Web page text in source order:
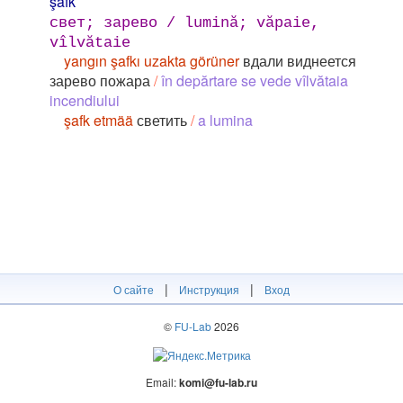
свет; зарево / lumină; văpaie,
vîlvătaie
yangın şafkı uzakta görünerвдали виднеется
зарево пожара/în depărtare se vede vîlvătaia
incendiului
şafk etmääсветить/a lumina
О сайте | Инструкция | Вход
© FU-Lab2026
Email:komi@fu-lab.ru